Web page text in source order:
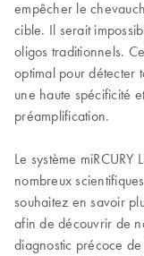
empêcher le
cible. Il serait
oligos traditionnels.
optimal pour détecter
une haute spécificité
préamplification.
Le système
nombreux
souhaitez en savoir
afin de découvrir de
diagnostic précoce de